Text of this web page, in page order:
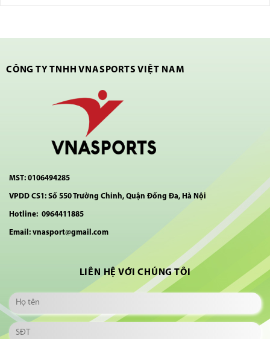
CÔNG TY TNHH VNASPORTS VIỆT NAM
MST: 0106494285
VPDD CS1: Số 550 Trường Chinh, Quận Đống Đa, Hà Nội
Hotline: 0964411885
Email: vnasport@gmail.com
LIÊN HỆ VỚI CHÚNG TÔI